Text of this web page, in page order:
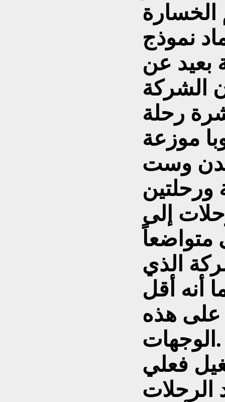
نموذج
بعيد عن
الشركة
رحلة
موزعة
وست
ورحلتين
إلى
متواضعاً
الذي
أنه أقل
على هذه
الوجهات.
تشغيل فعلي